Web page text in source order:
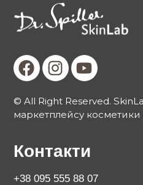
© All Right Reserved.
маркетплейсу косметики
Контакти
+38 095 555 88 07